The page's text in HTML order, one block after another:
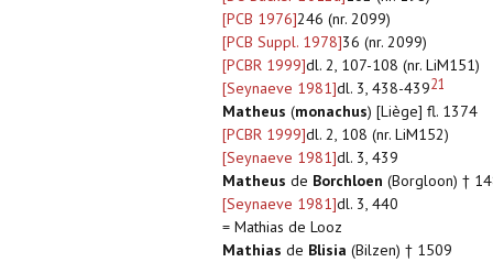
[PCB 1976]246 (nr. 2099)
[PCB Suppl. 1978]36 (nr. 2099)
[PCBR 1999]dl. 2, 107-108 (nr. LiM151)
[Seynaeve 1981]dl. 3, 438-43921
Matheus (monachus) [Liège] fl. 1374
[PCBR 1999]dl. 2, 108 (nr. LiM152)
[Seynaeve 1981]dl. 3, 439
Matheus de Borchloen (Borgloon) †
[Seynaeve 1981]dl. 3, 440
= Mathias de Looz
Mathias de Blisia (Bilzen) † 1509